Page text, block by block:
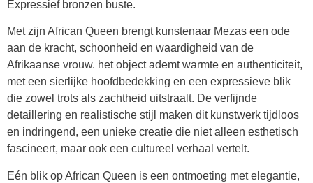
Expressief bronzen buste.
Met zijn African Queen brengt kunstenaar Mezas een ode
aan de kracht, schoonheid en waardigheid van de
Afrikaanse vrouw. het object ademt warmte en authenticiteit,
met een sierlijke hoofdbedekking en een expressieve blik
die zowel trots als zachtheid uitstraalt. De verfijnde
detaillering en realistische stijl maken dit kunstwerk tijdloos
en indringend, een unieke creatie die niet alleen esthetisch
fascineert, maar ook een cultureel verhaal vertelt.
Eén blik op African Queen is een ontmoeting met elegantie,